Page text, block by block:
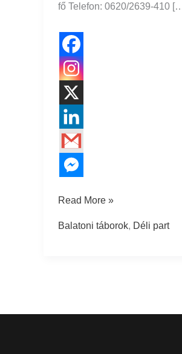
fő Telefon: 0620/2639-410
Read More »
Balatoni táborok, Déli part